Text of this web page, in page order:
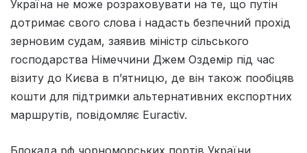
Україна не може розраховувати на те, що путін
дотримає свого слова і надасть безпечний прохід
зерновим судам, заявив міністр сільського
господарства Німеччини Джем Оздемір під час
візиту до Києва в п’ятницю, де він також пообіцяв
кошти для підтримки альтернативних експортних
маршрутів, повідомляє Euractiv.
Блокада рф чорноморських портів України